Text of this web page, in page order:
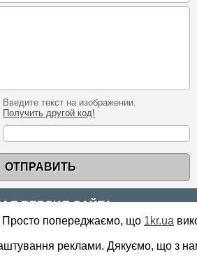
Введите текст на изображении.
Получить другой код!
ОТПРАВИТЬ
ВЕРСИЯ САЙТА
права защищены
Просто попереджаємо, що 1kr.ua
реклами. Дякуємо, що з